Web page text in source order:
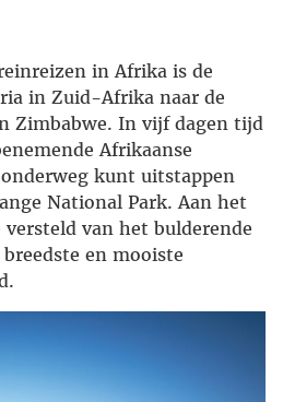
in Afrika is de
in Zuid-Afrika naar de
Zimbabwe. In vijf dagen tijd
Afrikaanse
kunt uitstappen
National Park. Aan het
van het bulderende
en mooiste